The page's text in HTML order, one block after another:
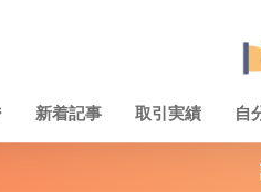
新着記事 取引実績 自